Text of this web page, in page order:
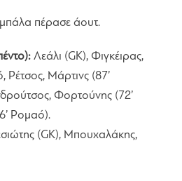
μπάλα πέρασε άουτ.
Λεάλι (GK), Φιγκέιρας,
Ρέτσος, Μάρτινς (87’
Φορτούνης (72’
Ρομαό).
(GK), Μπουχαλάκης,